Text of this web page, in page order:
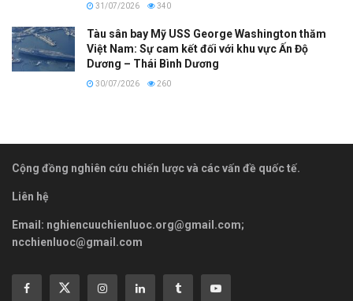
31/07/2026 340
Tàu sân bay Mỹ USS George Washington thăm
Việt Nam: Sự cam kết đối với khu vực Ấn Độ
Dương – Thái Bình Dương
30/07/2026 260
Cộng đồng nghiên cứu chiến lược và các vấn đề quốc tế.
Liên hệ
Email: nghiencuuchienluoc.org@gmail.com;
ncchienluoc@gmail.com